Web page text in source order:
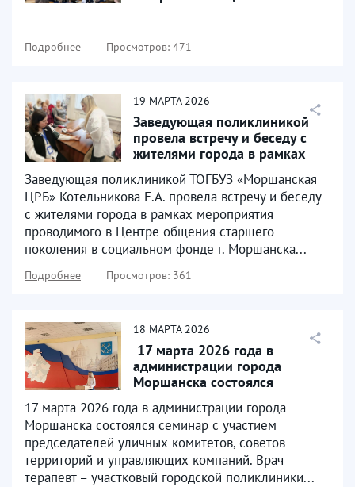
Подробнее Просмотров: 471
19 МАРТА 2026
Заведующая поликлиникой
провела встречу и беседу с
жителями города в рамках
Заведующая поликлиникой ТОГБУЗ «Моршанская
ЦРБ» Котельникова Е.А. провела встречу и беседу
с жителями города в рамках мероприятия
проводимого в Центре общения старшего
поколения в социальном фонде г. Моршанска...
Подробнее Просмотров: 361
18 МАРТА 2026
​ 17 марта 2026 года в
администрации города
Моршанска состоялся
17 марта 2026 года в администрации города
Моршанска состоялся семинар с участием
председателей уличных комитетов, советов
территорий и управляющих компаний. Врач
терапевт – участковый городской поликлиники...